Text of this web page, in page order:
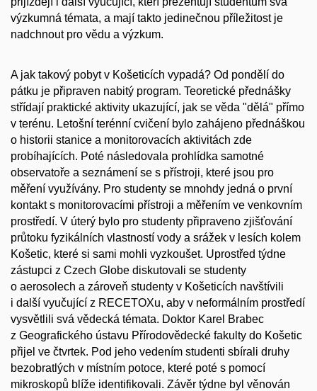
výzkumná témata, a mají takto jedinečnou příležitost je
nadchnout pro vědu a výzkum.
A jak takový pobyt v Košeticích vypadá? Od pondělí do
pátku je připraven nabitý program. Teoretické přednášky
střídají praktické aktivity ukazující, jak se věda "dělá" přímo
v terénu. Letošní terénní cvičení bylo zahájeno přednáškou
o historii stanice a monitorovacích aktivitách zde
probíhajících. Poté následovala prohlídka samotné
observatoře a seznámení se s přístroji, které jsou pro
měření využívány. Pro studenty se mnohdy jedná o první
kontakt s monitorovacími přístroji a měřením ve venkovním
prostředí. V úterý bylo pro studenty připraveno zjišťování
průtoku fyzikálních vlastností vody a srážek v lesích kolem
Košetic, které si sami mohli vyzkoušet. Uprostřed týdne
zástupci z Czech Globe diskutovali se studenty
o aerosolech a zároveň studenty v Košeticích navštívili
i další vyučující z RECETOXu, aby v neformálním prostředí
vysvětlili svá vědecká témata. Doktor Karel Brabec
z Geografického ústavu Přírodovědecké fakulty do Košetic
přijel ve čtvrtek. Pod jeho vedením studenti sbírali druhy
bezobratlých v místním potoce, které poté s pomocí
mikroskopů blíže identifikovali. Závěr týdne byl věnován